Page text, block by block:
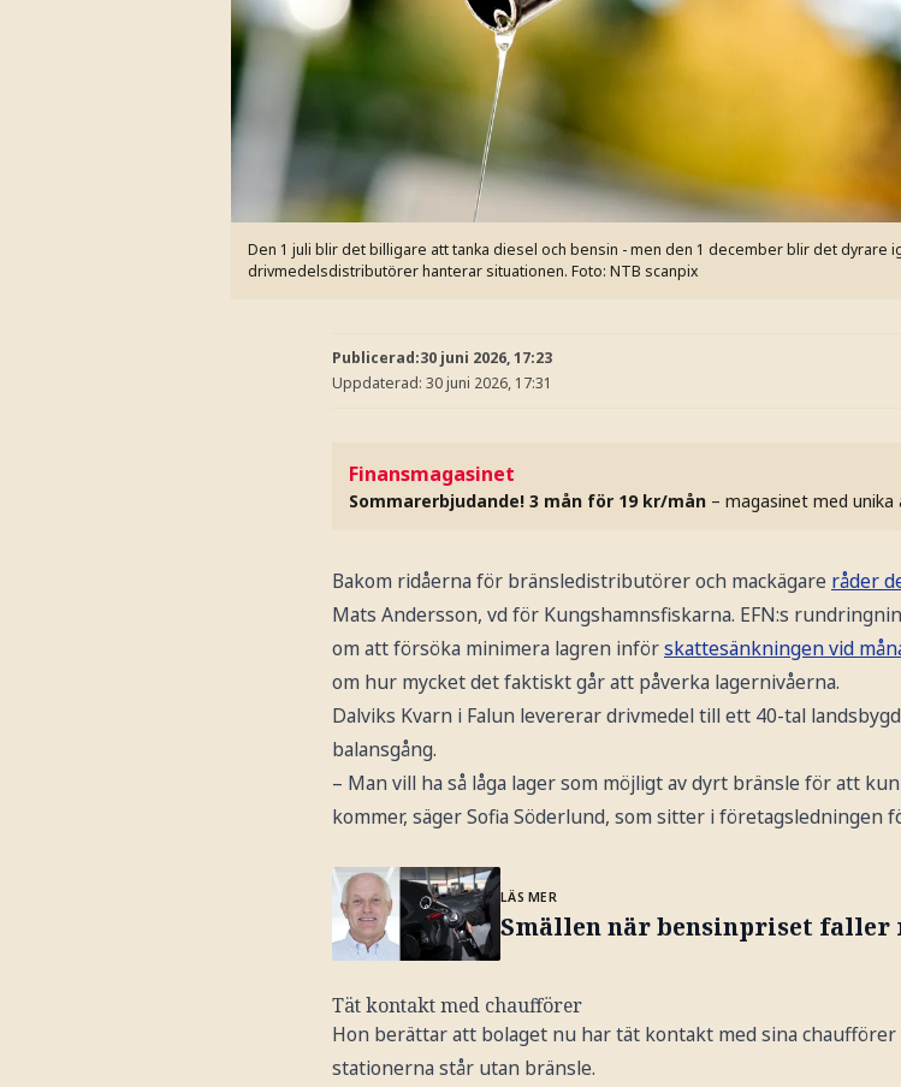
Den 1 juli blir det billigare att tanka diesel och bensin - men den 1 december blir det dyrare
drivmedelsdistributörer hanterar situationen. Foto: NTB scanpix
Publicerad:30 juni 2026, 17:23
Uppdaterad: 30 juni 2026, 17:31
Finansmagasinet
Sommarerbjudande! 3 mån för 19 kr/mån – magasinet med
Bakom ridåerna för bränsledistributörer och mackägare råder
Mats Andersson, vd för Kungshamnsfiskarna. EFN:s
om att försöka minimera lagren införskattesänkningen vid
om hur mycket det faktiskt går att påverka lagernivåerna.
Dalviks Kvarn i Falun levererar drivmedel till ett 40-tal
balansgång.
– Man vill ha så låga lager som möjligt av dyrt bränsle för att
kommer, säger Sofia Söderlund, som sitter i företagsledningen
LÄS MER
Smällen när bensinpriset faller
Tät kontakt med chaufförer
Hon berättar att bolaget nu har tät kontakt med sina
stationerna står utan bränsle.